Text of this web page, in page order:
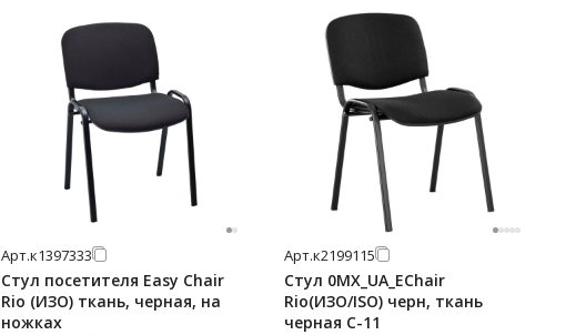
Арт.к1397333
Стул посетителя Easy Chair
Rio (ИЗО) ткань, черная, на
ножках
Арт.к2199115
Стул 0MX_UA_EChair
Rio(ИЗО/ISO) черн, ткань
черная С-11